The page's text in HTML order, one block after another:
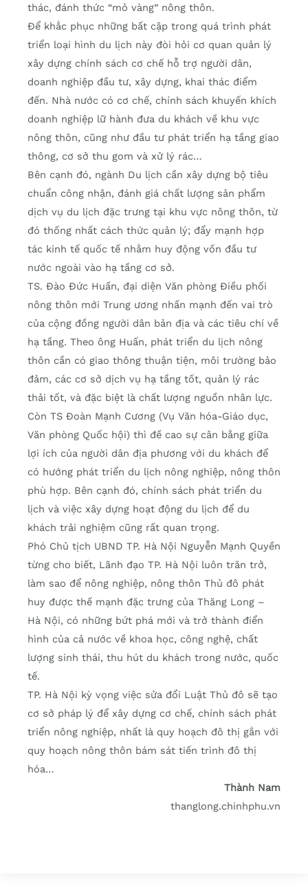
thác, đánh thức “mỏ vàng” nông thôn.
Để khắc phục những bất cập trong quá trình phát
triển loại hình du lịch này đòi hỏi cơ quan quản lý
xây dựng chính sách cơ chế hỗ trợ người dân,
doanh nghiệp đầu tư, xây dựng, khai thác điểm
đến. Nhà nước có cơ chế, chính sách khuyến khích
doanh nghiệp lữ hành đưa du khách về khu vực
nông thôn, cũng như đầu tư phát triển hạ tầng giao
thông, cơ sở thu gom và xử lý rác…
Bên cạnh đó, ngành Du lịch cần xây dựng bộ tiêu
chuẩn công nhận, đánh giá chất lượng sản phẩm
dịch vụ du lịch đặc trưng tại khu vực nông thôn, từ
đó thống nhất cách thức quản lý; đẩy mạnh hợp
tác kinh tế quốc tế nhằm huy động vốn đầu tư
nước ngoài vào hạ tầng cơ sở.
TS. Đào Đức Huấn, đại diện Văn phòng Điều phối
nông thôn mới Trung ương nhấn mạnh đến vai trò
của cộng đồng người dân bản địa và các tiêu chí về
hạ tầng. Theo ông Huấn, phát triển du lịch nông
thôn cần có giao thông thuận tiện, môi trường bảo
đảm, các cơ sở dịch vụ hạ tầng tốt, quản lý rác
thải tốt, và đặc biệt là chất lượng nguồn nhân lực.
Còn TS Đoàn Mạnh Cương (Vụ Văn hóa-Giáo dục,
Văn phòng Quốc hội) thì đề cao sự cân bằng giữa
lợi ích của người dân địa phương với du khách để
có hướng phát triển du lịch nông nghiệp, nông thôn
phù hợp. Bên cạnh đó, chính sách phát triển du
lịch và việc xây dựng hoạt động du lịch để du
khách trải nghiệm cũng rất quan trọng.
Phó Chủ tịch UBND TP. Hà Nội Nguyễn Mạnh Quyền
từng cho biết, Lãnh đạo TP. Hà Nội luôn trăn trở,
làm sao để nông nghiệp, nông thôn Thủ đô phát
huy được thế mạnh đặc trưng của Thăng Long –
Hà Nội, có những bứt phá mới và trở thành điển
hình của cả nước về khoa học, công nghệ, chất
lượng sinh thái, thu hút du khách trong nước, quốc
tế.
TP. Hà Nội kỳ vọng việc sửa đổi Luật Thủ đô sẽ tạo
cơ sở pháp lý để xây dựng cơ chế, chính sách phát
triển nông nghiệp, nhất là quy hoạch đô thị gắn với
quy hoạch nông thôn bám sát tiến trình đô thị
hóa…
Thành Nam
thanglong.chinhphu.vn